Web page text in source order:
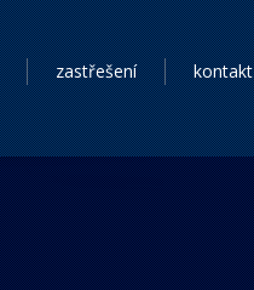
zastřešení kontakt